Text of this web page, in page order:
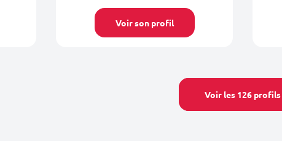
Voir son profil
Voir les 126 profils